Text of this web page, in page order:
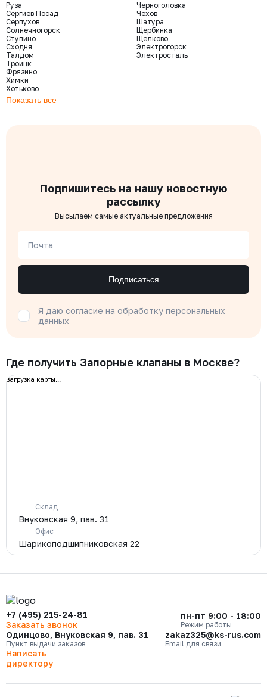
Руза
Сергиев Посад
Серпухов
Солнечногорск
Ступино
Сходня
Талдом
Троицк
Фрязино
Химки
Хотьково
Черноголовка
Чехов
Шатура
Щербинка
Щелково
Электрогорск
Электросталь
Показать все
Подпишитесь на нашу новостную
рассылку
Высылаем самые актуальные предложения
Почта
Подписаться
Я даю согласие на обработку персональных
данных
Где получить Запорные клапаны в Москве?
загрузка карты...
Склад
Внуковская 9, пав. 31
Офис
Шарикоподшипниковская 22
+7 (495) 215-24-81
Заказать звонок
пн-пт 9:00 - 18:00
Режим работы
Одинцово, Внуковская 9, пав. 31
Пункт выдачи заказов
zakaz325@ks-rus.com
Email для связи
Написать
директору